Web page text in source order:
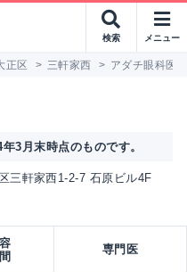
検索 メニュー
正区 > 三軒家西 > アダチ眼科医
3月末時点のものです。
三軒家西1-2-7 石原ビル4F
専門医